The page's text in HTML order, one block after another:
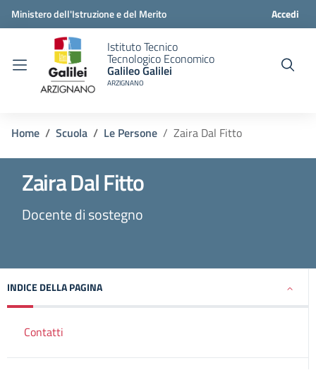
Ministero dell'Istruzione e del Merito Accedi
Istituto Tecnico
Tecnologico Economico
Galileo Galilei
ARZIGNANO
Home Scuola Le Persone Zaira Dal Fitto
Zaira Dal Fitto
Docente di sostegno
INDICE DELLA PAGINA
Contatti